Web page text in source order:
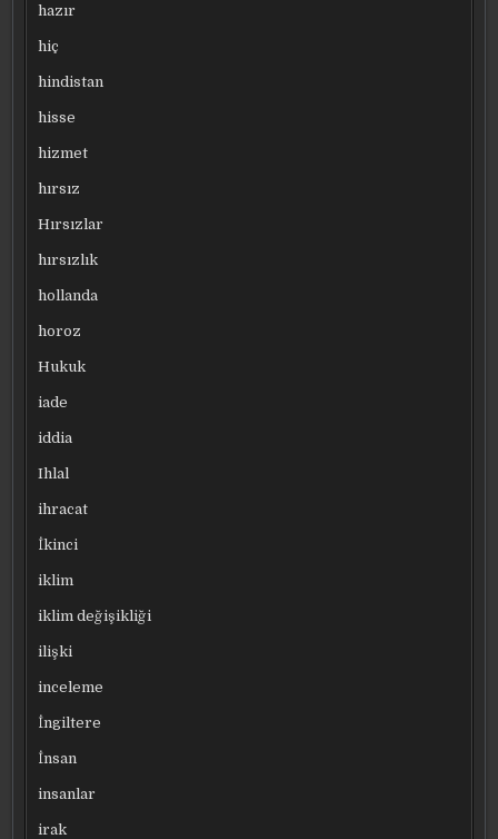
hazır
hiç
hindistan
hisse
hizmet
hırsız
Hırsızlar
hırsızlık
hollanda
horoz
Hukuk
iade
iddia
Ihlal
ihracat
İkinci
iklim
iklim değişikliği
ilişki
inceleme
İngiltere
İnsan
insanlar
irak